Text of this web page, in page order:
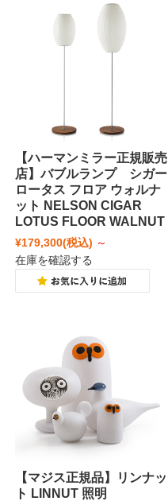
【ハーマンミラー正規販売
店】バブルランプ シガー
ロータス フロア ウォルナ
ット NELSON CIGAR
LOTUS FLOOR WALNUT
¥179,300(税込) ～
在庫を確認する
【マジス正規品】リンナッ
ト LINNUT 照明